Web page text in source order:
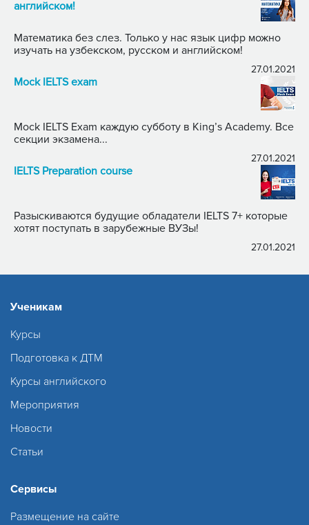
английском!
Математика без слез. Только у нас язык цифр можно
изучать на узбекском, русском и английском!
27.01.2021
Mock IELTS exam
Mock IELTS Exam каждую субботу в King’s Academy. Все
секции экзамена...
27.01.2021
IELTS Preparation course
Разыскиваются будущие обладатели IELTS 7+ которые
хотят поступать в зарубежные ВУЗы!
27.01.2021
Ученикам
Курсы
Подготовка к ДТМ
Курсы английского
Мероприятия
Новости
Статьи
Сервисы
Размещение на сайте